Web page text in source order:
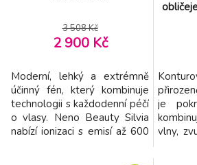
3 508 Kč
2 900 Kč
Moderní, lehký a extrémně
účinný fén, který kombinuje
technologii s každodenní péčí
o vlasy. Neno Beauty Silvia
nabízí ionizaci s emisí až 600
je
vlny,